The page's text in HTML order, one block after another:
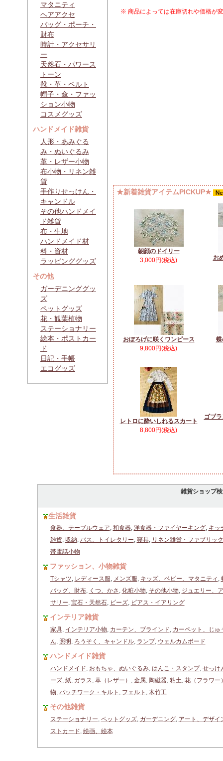
マタニティ
ヘアアクセ
バッグ・ポーチ・
財布
時計・アクセサリ
ー
天然石・パワース
トーン
靴・革・ベルト
帽子・傘・ファッ
ション小物
コスメグッズ
ハンドメイド雑貨
人形・あみぐる
み・ぬいぐるみ
革・レザー小物
布小物・リネン雑
貨
手作りせっけん・
キャンドル
その他ハンドメイ
ド雑貨
布・生地
ハンドメイド材
料・資材
ラッピンググッズ
その他
ガーデニンググッ
ズ
ペットグッズ
花・観葉植物
ステーショナリー
絵本・ポストカー
ド
日記・手帳
エコグッズ
※ 商品によっては在庫切れや価格が
★新着雑貨アイテムPICKUP★
朝顔のドイリー
3,000円(税込)
お
おぼろげに咲くワンピース
9,800円(税込)
レトロに酔いしれるスカート
8,800円(税込)
ゴブ
雑貨ショップ
生活雑貨
食器、テーブルウェア, 和食器, 洋食器・ファイヤーキング, キッ
雑貨, 収納, バス、トイレタリー, 寝具, リネン雑貨・ファブリック
帯電話小物
ファッション、小物雑貨
Tシャツ, レディース服, メンズ服, キッズ、ベビー、マタニティ ,
バッグ、財布, くつ、かさ , 化粧小物, その他小物, ジュエリー、
サリー, 宝石・天然石, ビーズ, ピアス・イアリング
インテリア雑貨
家具, インテリア小物, カーテン、ブラインド, カーペット、じゅ
ん, 照明 , ろうそく、キャンドル, ランプ, ウェルカムボード
ハンドメイド雑貨
ハンドメイド, おもちゃ、ぬいぐるみ, はんこ・スタンプ, せっけ
ーズ, 紙, ガラス, 革（レザー） , 金属, 陶磁器, 粘土, 花（フラワー
物, パッチワーク・キルト , フェルト , 木竹工
その他雑貨
ステーショナリー, ペットグッズ, ガーデニング, アート、デザイ
ストカード, 絵画、絵本